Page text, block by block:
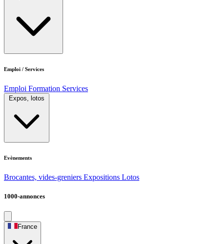
Emploi / Services
Emploi Formation Services
Expos, lotos
Evènements
Brocantes, vides-greniers Expositions Lotos
1000-annonces
France